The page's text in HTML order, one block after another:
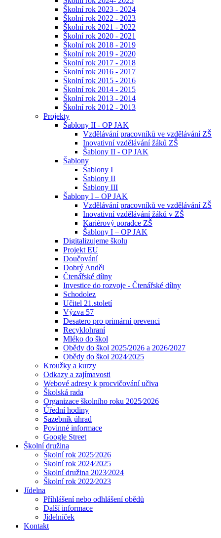
Školní rok 2023 - 2024
Školní rok 2022 - 2023
Školní rok 2021 - 2022
Školní rok 2020 - 2021
Školní rok 2018 - 2019
Školní rok 2019 - 2020
Školní rok 2017 - 2018
Školní rok 2016 - 2017
Školní rok 2015 - 2016
Školní rok 2014 - 2015
Školní rok 2013 - 2014
Školní rok 2012 - 2013
Projekty
Šablony II - OP JAK
Vzdělávání pracovníků ve vzdělávání ZŠ
Inovativní vzdělávání žáků ZŠ
Šablony II - OP JAK
Šablony
Šablony I
Šablony II
Šablony III
Šablony I – OP JAK
Vzdělávání pracovníků ve vzdělávání ZŠ
Inovativní vzdělávání žáků v ZŠ
Kariérový poradce ZŠ
Šablony I – OP JAK
Digitalizujeme školu
Projekt EU
Doučování
Dobrý Anděl
Čtenářské dílny
Investice do rozvoje - Čtenářské dílny
Schodolez
Učitel 21.století
Výzva 57
Desatero pro primární prevenci
Recyklohraní
Mléko do škol
Obědy do škol 2025/2026 a 2026/2027
Obědy do škol 2024⁄2025
Kroužky a kurzy
Odkazy a zajímavosti
Webové adresy k procvičování učiva
Školská rada
Organizace školního roku 2025⁄2026
Úřední hodiny
Sazebník úhrad
Povinné informace
Google Street
Školní družina
Školní rok 2025⁄2026
Školní rok 2024⁄2025
Školní družina 2023⁄2024
Školní rok 2022⁄2023
Jídelna
Příhlášení nebo odhlášení obědů
Další informace
Jídelníček
Kontakt